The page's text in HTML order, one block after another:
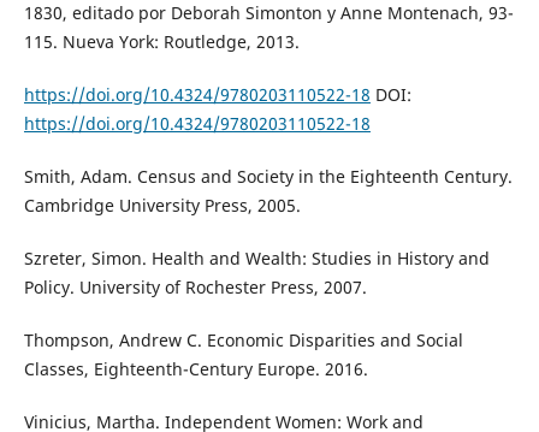
1830, editado por Deborah Simonton y Anne Montenach, 93-
115. Nueva York: Routledge, 2013.
https://doi.org/10.4324/9780203110522-18 DOI:
https://doi.org/10.4324/9780203110522-18
Smith, Adam. Census and Society in the Eighteenth Century.
Cambridge University Press, 2005.
Szreter, Simon. Health and Wealth: Studies in History and
Policy. University of Rochester Press, 2007.
Thompson, Andrew C. Economic Disparities and Social
Classes, Eighteenth-Century Europe. 2016.
Vinicius, Martha. Independent Women: Work and